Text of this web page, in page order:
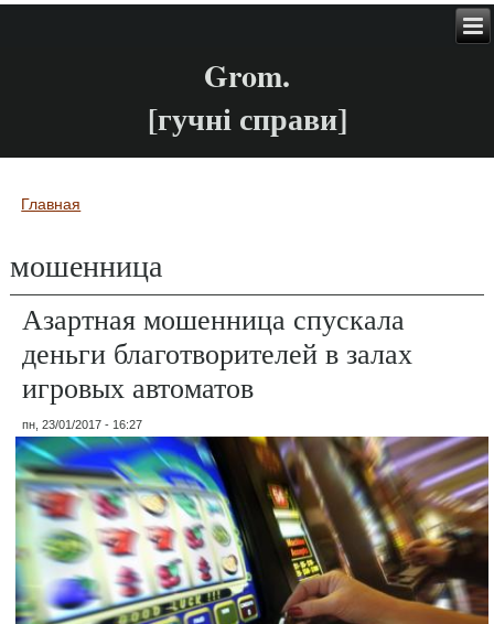
Grom.
[гучні справи]
Вы здесь
Главная
мошенница
Азартная мошенница спускала
деньги благотворителей в залах
игровых автоматов
пн, 23/01/2017 - 16:27